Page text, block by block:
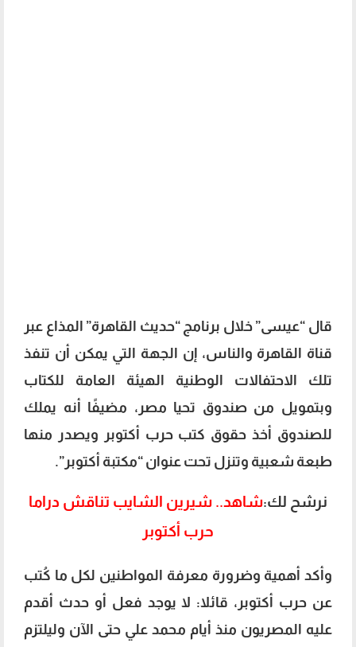
قال “عيسى” خلال برنامج “حديث القاهرة” المذاع عبر
قناة القاهرة والناس، إن الجهة التي يمكن أن تنفذ
تلك الاحتفالات الوطنية الهيئة العامة للكتاب
وبتمويل من صندوق تحيا مصر، مضيفًا أنه يملك
للصندوق أخذ حقوق كتب حرب أكتوبر ويصدر منها
طبعة شعبية وتنزل تحت عنوان “مكتبة أكتوبر”.
نرشح لك:شاهد.. شيرين الشايب تناقش دراما
حرب أكتوبر
وأكد أهمية وضرورة معرفة المواطنين لكل ما كُتب
عن حرب أكتوبر، قائلا: لا يوجد فعل أو حدث أقدم
عليه المصريون منذ أيام محمد علي حتى الآن وليلتزم